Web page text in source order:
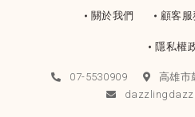
關於我們 顧客服
隱私權
07-5530909
高雄市